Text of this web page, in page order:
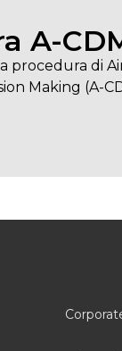
A-
procedura di
Making (A-